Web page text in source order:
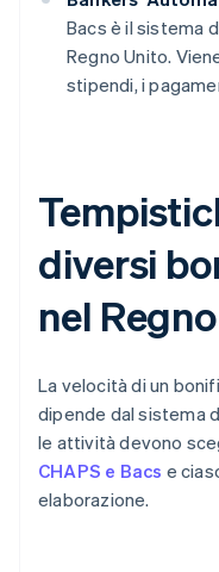
Bacs è il sistema
Regno Unito.
stipendi, i
diversi
nel
La velocità di un
dipende dal sistema
le attività devono
CHAPS e Bacs e
elaborazione.